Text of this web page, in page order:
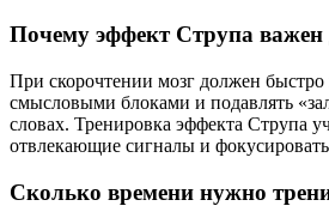
Почему эффект Струпа важен
При скорочтении мозг должен
смысловыми блоками и подавлять
словах. Тренировка эффекта Струпа
отвлекающие сигналы и
Сколько времени нужно